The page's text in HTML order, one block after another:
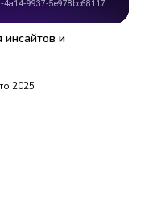
инсайтов и
2025